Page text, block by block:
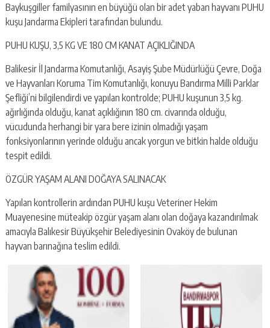
Baykuşgiller familyasının en büyüğü olan bir adet yaban hayvanı PUHU
kuşu Jandarma Ekipleri tarafından bulundu.
PUHU KUŞU, 3,5 KG VE 180 CM KANAT AÇIKLIĞINDA
Balikesir İl Jandarma Komutanlığı, Asayiş Şube Müdürlüğü Çevre, Doğa
ve Hayvanları Koruma Tim Komutanlığı, konuyu Bandırma Milli Parklar
Şefliği’ni bilgilendirdi ve yapılan kontrolde; PUHU kuşunun 3,5 kg.
ağırlığında olduğu, kanat açıklığının 180 cm. civarında olduğu,
vücudunda herhangi bir yara bere izinin olmadığı yaşam
fonksiyonlarının yerinde olduğu ancak yorgun ve bitkin halde olduğu
tespit edildi.
ÖZGÜR YAŞAM ALANI DOĞAYA SALINACAK
Yapılan kontrollerin ardından PUHU kuşu Veteriner Hekim
Muayenesine müteakip özgür yaşam alanı olan doğaya kazandırılmak
amacıyla Balıkesir Büyükşehir Belediyesinin Ovaköy de bulunan
hayvan barınağına teslim edildi.